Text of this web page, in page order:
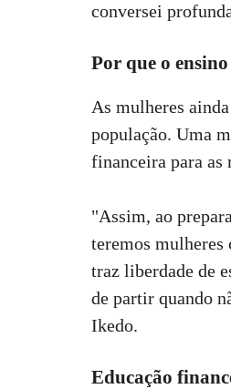
conversei
Por que o
As mulheres
população. Uma
financeira para as
"Assim, ao
teremos
traz liberdade de
de partir quando
Ikedo.
Educação